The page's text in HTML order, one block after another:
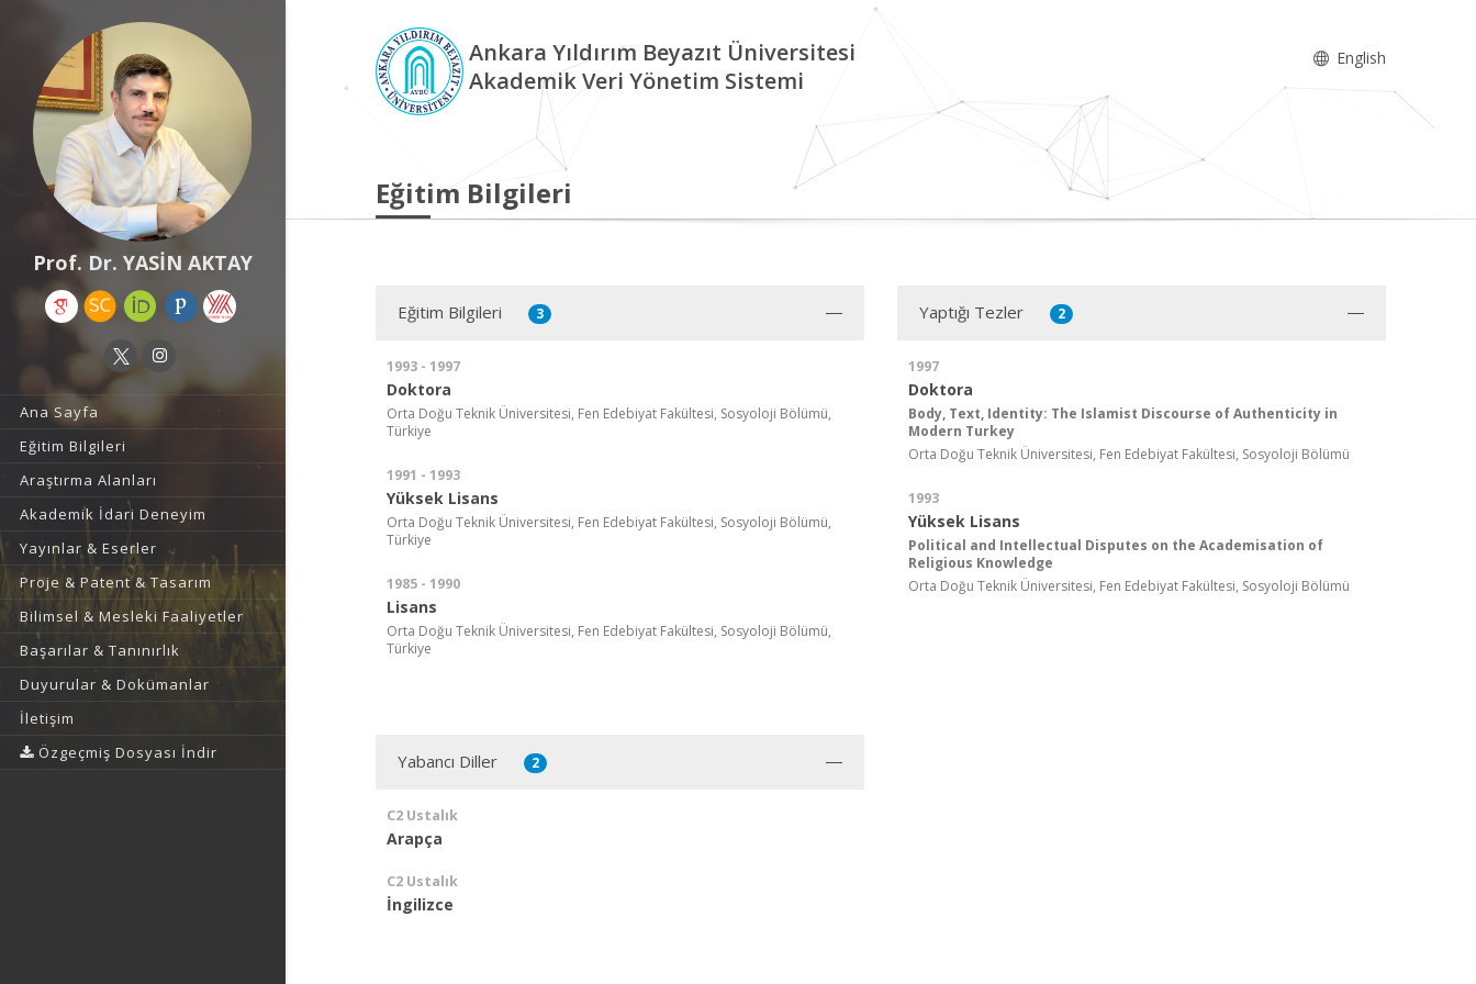
Prof. Dr. YASİN AKTAY
Ana Sayfa
Eğitim Bilgileri
Araştırma Alanları
Akademik İdari Deneyim
Yayınlar & Eserler
Proje & Patent & Tasarım
Bilimsel & Mesleki Faaliyetler
Başarılar & Tanınırlık
Duyurular & Dokümanlar
İletişim
Özgeçmiş Dosyası İndir
Ankara Yıldırım Beyazıt Üniversitesi
Akademik Veri Yönetim Sistemi
English
Eğitim Bilgileri
Eğitim Bilgileri 3
1993 - 1997
Doktora
Orta Doğu Teknik Üniversitesi, Fen Edebiyat Fakültesi, Sosyoloji Bölümü,
Türkiye
1991 - 1993
Yüksek Lisans
Orta Doğu Teknik Üniversitesi, Fen Edebiyat Fakültesi, Sosyoloji Bölümü,
Türkiye
1985 - 1990
Lisans
Orta Doğu Teknik Üniversitesi, Fen Edebiyat Fakültesi, Sosyoloji Bölümü,
Türkiye
Yaptığı Tezler 2
1997
Doktora
Body, Text, Identity: The Islamist Discourse of Authenticity in
Modern Turkey
Orta Doğu Teknik Üniversitesi, Fen Edebiyat Fakültesi, Sosyoloji Bölümü
1993
Yüksek Lisans
Political and Intellectual Disputes on the Academisation of
Religious Knowledge
Orta Doğu Teknik Üniversitesi, Fen Edebiyat Fakültesi, Sosyoloji Bölümü
Yabancı Diller 2
C2 Ustalık
Arapça
C2 Ustalık
İngilizce